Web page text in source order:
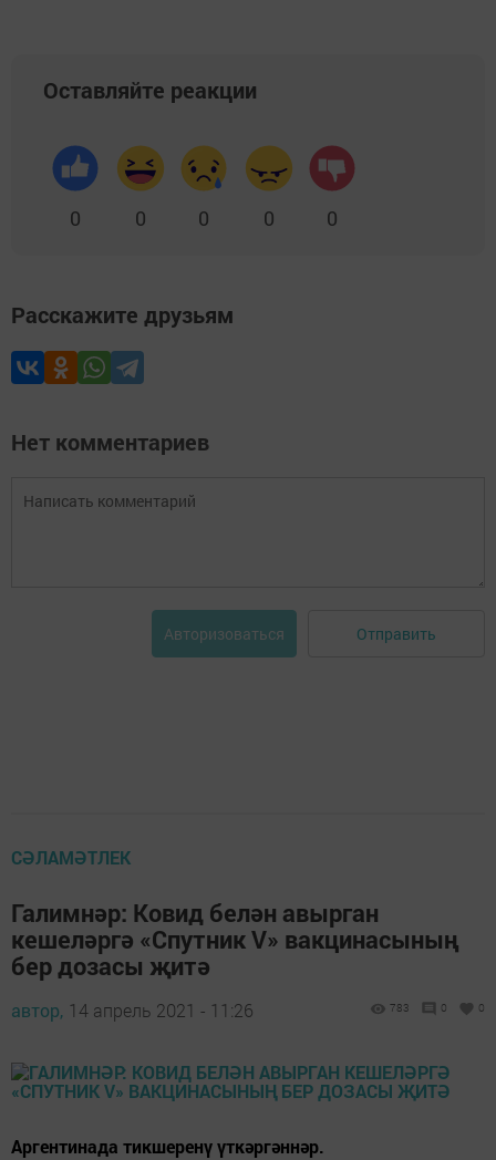
Оставляйте реакции
0 0 0 0 0
Расскажите друзьям
Нет комментариев
Авторизоваться Отправить
СӘЛАМӘТЛЕК
Галимнәр: Ковид белән авырган
кешеләргә «Спутник V» вакцинасының
бер дозасы җитә
автор, 14 апрель 2021 - 11:26 783 0 0
Аргентинада тикшеренү үткәргәннәр.